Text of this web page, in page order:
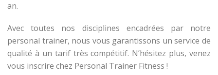
an.
Avec toutes nos disciplines encadrées par notre
personal trainer, nous vous garantissons un service de
qualité à un tarif très compétitif. N’hésitez plus, venez
vous inscrire chez Personal Trainer Fitness !